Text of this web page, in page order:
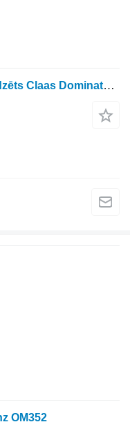
Mercedes-Benz V6 dzinējs paredzēts Claas Dominator 108 graudu kombaina
OM352